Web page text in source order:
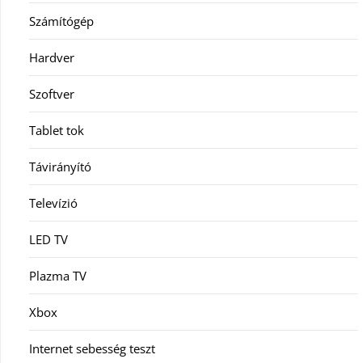
Számítógép
Hardver
Szoftver
Tablet tok
Távirányító
Televízió
LED TV
Plazma TV
Xbox
Internet sebesség teszt